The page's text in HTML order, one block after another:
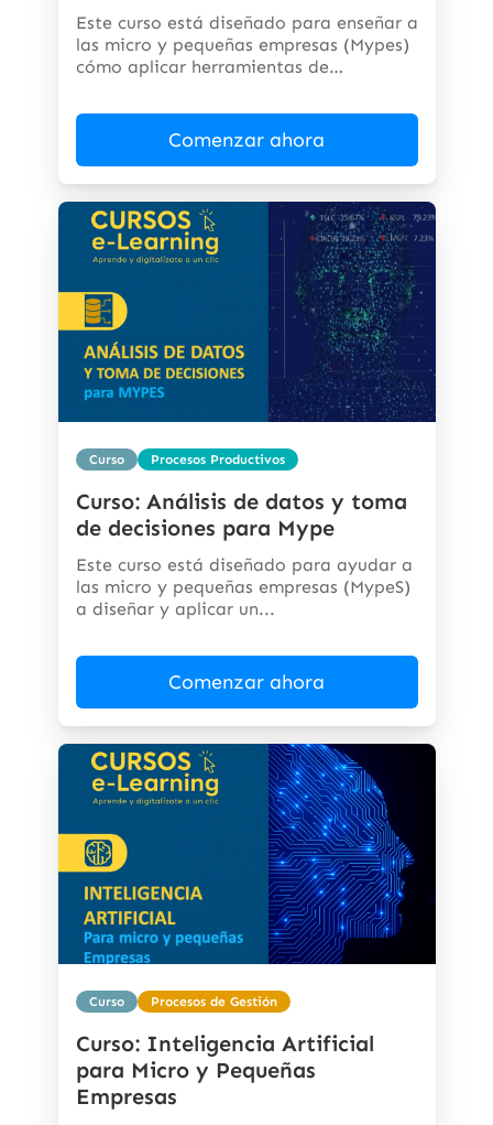
Este curso está diseñado para enseñar a
las micro y pequeñas empresas (Mypes)
cómo aplicar herramientas de
Comenzar ahora
Curso Procesos Productivos
Curso: Análisis de datos y toma
de decisiones para Mype
Este curso está diseñado para ayudar a
las micro y pequeñas empresas (MypeS)
a diseñar y aplicar un...
Comenzar ahora
Curso Procesos de Gestión
Curso: Inteligencia Artificial
para Micro y Pequeñas
Empresas